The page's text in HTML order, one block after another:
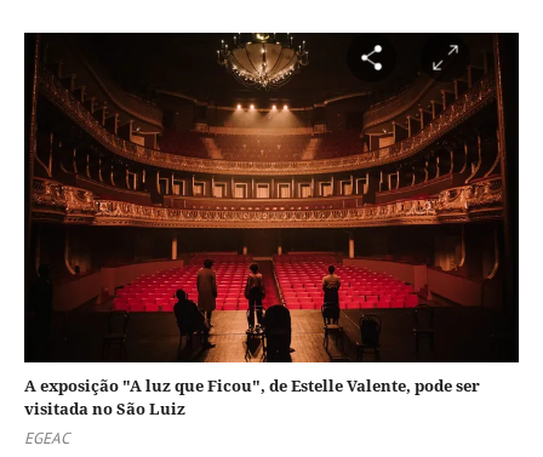
A exposição "A luz que Ficou", de Estelle Valente, pode ser
visitada no São Luiz
EGEAC